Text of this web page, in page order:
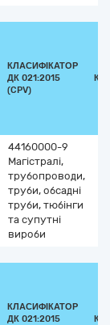
КЛАСИФІКАТОР
ДК 021:2015
(CPV)
44160000-9
Магістралі,
трубопроводи,
труби, обсадні
труби, тюбінги
та супутні
вироби
КЛАСИФІКАТОР
ДК 021:2015